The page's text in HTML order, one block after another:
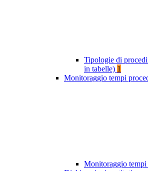
Tipologie di
in tabelle) 1
Monitoraggio tempi
Monitoraggio tempi